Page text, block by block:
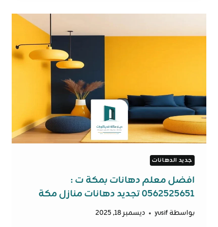
جديد الدهانات
افضل معلم دهانات بمكة ت :
0562525651 تجديد دهانات منازل مكة
بواسطةyusif ديسمبر 18, 2025